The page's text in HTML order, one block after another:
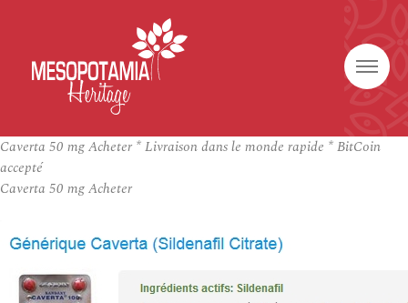
Caverta 50 mg Acheter * Livraison dans le monde rapide * BitCoin
accepté
Caverta 50 mg Acheter